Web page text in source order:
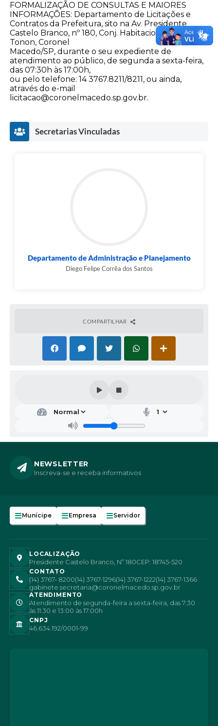
FORMALIZAÇÃO DE CONSULTAS E MAIORES
INFORMAÇÕES: Departamento de Licitações e
Contratos da Prefeitura, sito na Av. Presidente
Castelo Branco, nº 180, Conj. Habitacional Ico
Tonon, Coronel
Macedo/SP, durante o seu expediente de
atendimento ao público, de segunda a sexta-feira,
das 07:30h às 17:00h,
ou pelo telefone: 14 3767.8211/8211, ou ainda,
através do e-mail
licitacao@coronelmacedo.sp.gov.br.
Secretarias Vinculadas
Departamento de Administração e Planejamento
Diego Felipe Corrêa dos Santos
COMPARTILHAR
NEWSLETTER
Inscreva-se e receba informativos
Munícipe Empresa Servidor
LOCALIZAÇÃO
Presidente Castelo Branco, Nº 180CEP: 18745-520
CONTATO
(14) 3767- 8200(14) 3767-1296(14) 3767-1222(14) 3767-1366
gabinete.secretaria@coronelmacedo.sp.gov.br
ATENDIMENTO
Atendimento de segunda-feira a sexta-feira, das 7:30
às 11:30 e 13:00 às 17:00h
CNPJ
46.634.192/0001-99